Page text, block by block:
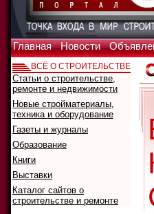
Главная Новости
ВСЁ О СТРОИТЕЛЬСТВЕ
Статьи о строительстве,
ремонте и недвижимости
Новые стройматериалы,
техника и оборудование
Газеты и журналы
Образование
Книги
Выставки
Каталог сайтов о
строительстве и ремонте